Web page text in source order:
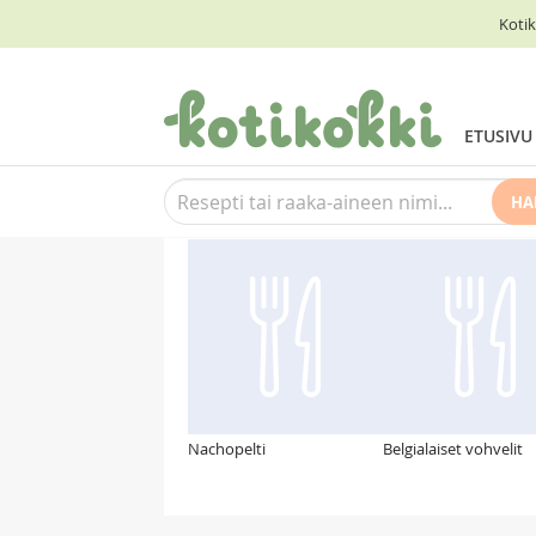
ETUSIVU
Suosittelemme myös
Nachopelti Belgialaiset vohvelit